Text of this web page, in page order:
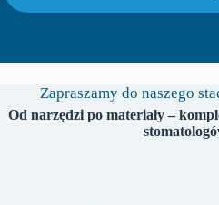
Zapraszamy do naszego
Od narzędzi po materiały –